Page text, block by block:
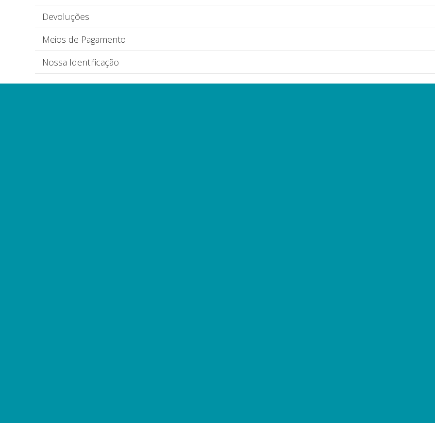
Devoluções
Meios de Pagamento
Nossa Identificação